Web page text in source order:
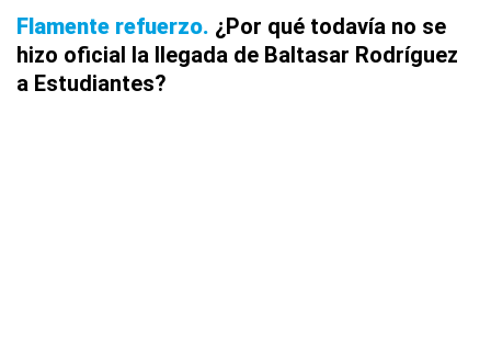
Flamente refuerzo ¿Por qué todavía no se
hizo oficial la llegada de Baltasar Rodríguez
a Estudiantes?